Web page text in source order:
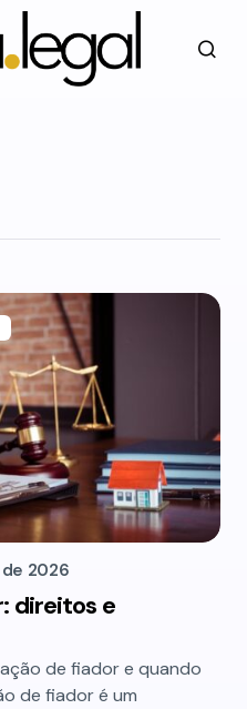
2026
direitos e
de fiador e quando
de fiador é um